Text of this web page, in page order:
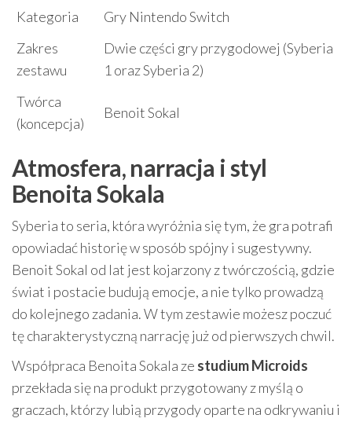
Kategoria
Gry Nintendo Switch
Zakres
zestawu
Dwie części gry przygodowej (Syberia
1 oraz Syberia 2)
Twórca
(koncepcja)
Benoit Sokal
Atmosfera, narracja i styl
Benoita Sokala
Syberia to seria, która wyróżnia się tym, że gra potrafi
opowiadać historię w sposób spójny i sugestywny.
Benoit Sokal od lat jest kojarzony z twórczością, gdzie
świat i postacie budują emocje, a nie tylko prowadzą
do kolejnego zadania. W tym zestawie możesz poczuć
tę charakterystyczną narrację już od pierwszych chwil.
Współpraca Benoita Sokala ze studium Microids
przekłada się na produkt przygotowany z myślą o
graczach, którzy lubią przygody oparte na odkrywaniu i